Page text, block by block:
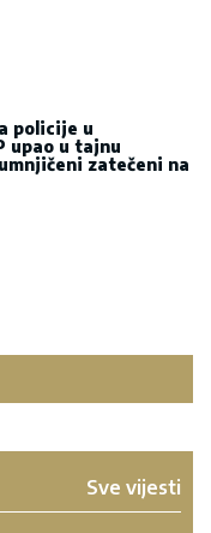
policije u
upao u tajnu
zatečeni na
Sve vijesti